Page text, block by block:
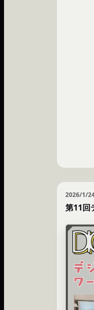
2026/1/
第11回